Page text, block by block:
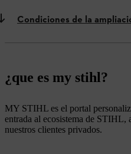
Condiciones de la
¿que es my stihl?
MY STIHL es el portal
entrada al ecosistema de STIHL,
nuestros clientes privados.